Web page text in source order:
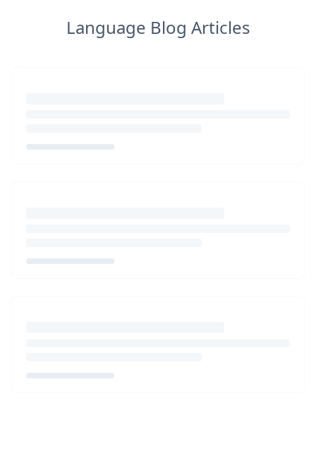
Language Blog Articles